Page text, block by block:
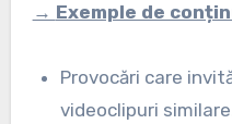
→ Exemple de
Provocări care
videoclipuri